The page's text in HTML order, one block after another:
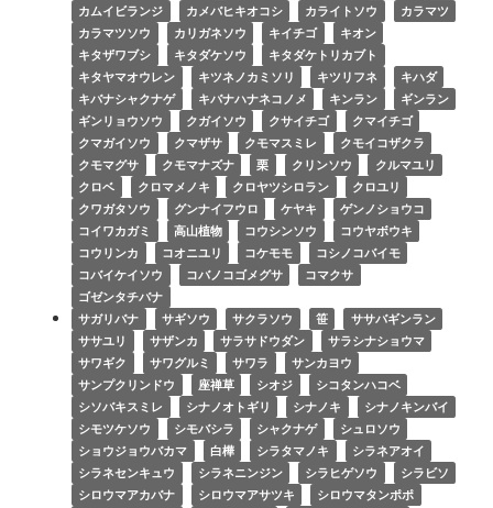
カムイビランジ
カメバヒキオコシ カライトソウ
カラマツ
カラマツソウ
カリガネソウ キイチゴ
キオン
キタザワブシ
キタダケソウ
キタダケトリカブト
キタヤマオウレン
キツネノカミソリ キツリフネ
キハダ
キバナシャクナゲ
キバナハナネコノメ キンラン
ギンラン
ギンリョウソウ
クガイソウ クサイチゴ
クマイチゴ
クマガイソウ
クマザサ クモマスミレ
クモイコザクラ
クモマグサ
クモマナズナ 栗 クリンソウ
クルマユリ
クロベ
クロマメノキ クロヤツシロラン
クロユリ
クワガタソウ
グンナイフウロ ケヤキ
ゲンノショウコ
コイワカガミ
高山植物 コウシンソウ
コウヤボウキ
コウリンカ
コオニユリ コケモモ
コシノコバイモ
コバイケイソウ
コバノコゴメグサ
コマクサ
ゴゼンタチバナ
サガリバナ
サギソウ サクラソウ 笹
ササバギンラン
ササユリ
サザンカ サラサドウダン
サラシナショウマ
サワギク
サワグルミ サワラ
サンカヨウ
サンプクリンドウ
座禅草 シオジ
シコタンハコベ
シソバキスミレ
シナノオトギリ シナノキ
シナノキンバイ
シモツケソウ
シモバシラ シャクナゲ
シュロソウ
ショウジョウバカマ
白樺 シラタマノキ
シラネアオイ
シラネセンキュウ
シラネニンジン シラヒゲソウ
シラビソ
シロウマアカバナ
シロウマアサツキ
シロウマタンポポ